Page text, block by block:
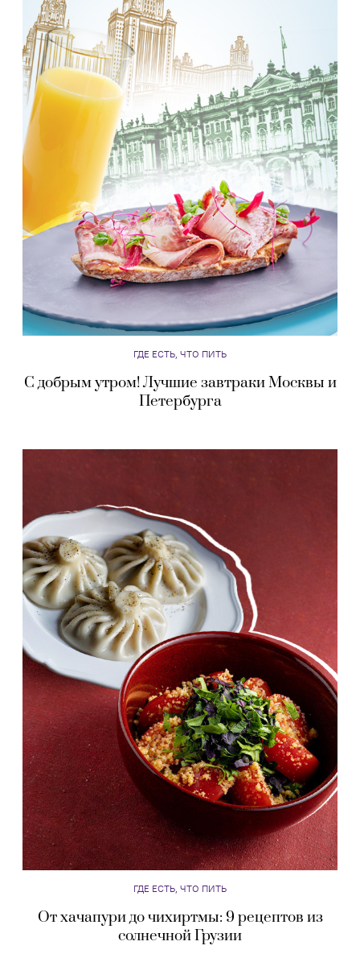
ГДЕ ЕСТЬ, ЧТО ПИТЬ
С добрым утром! Лучшие завтраки Москвы и
Петербурга
ГДЕ ЕСТЬ, ЧТО ПИТЬ
От хачапури до чихиртмы: 9 рецептов из
солнечной Грузии